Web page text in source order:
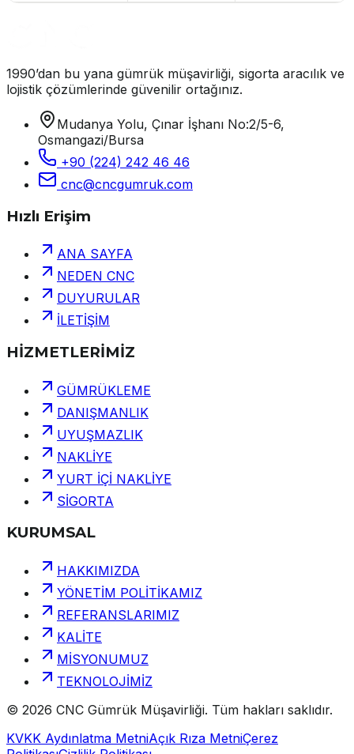
1990’dan bu yana gümrük müşavirliği, sigorta aracılık ve
lojistik çözümlerinde güvenilir ortağınız.
Mudanya Yolu, Çınar İşhanı No:2/5-6,
Osmangazi/Bursa
+90 (224) 242 46 46
cnc@cncgumruk.com
Hızlı Erişim
ANA SAYFA
NEDEN CNC
DUYURULAR
İLETİŞİM
HİZMETLERİMİZ
GÜMRÜKLEME
DANIŞMANLIK
UYUŞMAZLIK
NAKLİYE
YURT İÇİ NAKLİYE
SİGORTA
KURUMSAL
HAKKIMIZDA
YÖNETİM POLİTİKAMIZ
REFERANSLARIMIZ
KALİTE
MİSYONUMUZ
TEKNOLOJİMİZ
© 2026 CNC Gümrük Müşavirliği. Tüm hakları saklıdır.
KVKK Aydınlatma MetniAçık Rıza MetniÇerez